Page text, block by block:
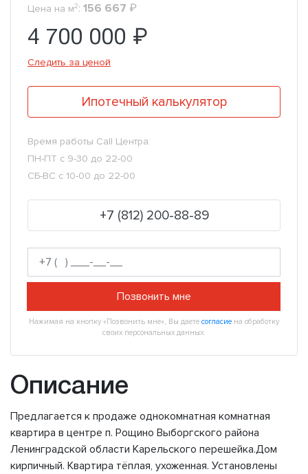
Цена на м2: 156 667 ₽
4 700 000 ₽
Следить за ценой
Ипотечный калькулятор
Время работы Call Центра:
ПН-ПТ с 9-30 до 22-00
СБ-ВС с 10-00 до 22-00
+7 (812) 200-88-89
Позвонить мне
Нажимая на кнопку «Позвонить мне», Вы даете согласие на обработку
своих персональных данных.
Описание
Предлагается к продаже однокомнатная комнатная
квартира в центре п. Рощино Выборгского района
Ленинградской области Карельского перешейка.Дом
кирпичный. Квартира тёплая, ухоженная. Установлены